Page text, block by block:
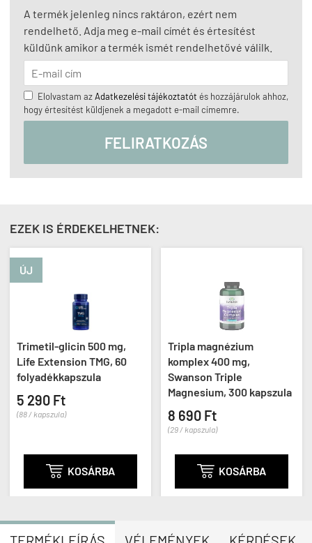
A termék jelenleg nincs raktáron, ezért nem
rendelhető. Adja meg e-mail címét és értesítést
küldünk amikor a termék ismét rendelhetővé válilk.
Elolvastam azAdatkezelési tájékoztatót és hozzájárulok ahhoz,
hogy értesítést küldjenek a megadott e-mail címemre.
FELIRATKOZÁS
EZEK IS ÉRDEKELHETNEK:
ÚJ
Trimetil-glicin 500 mg,
Life Extension TMG, 60
folyadékkapszula
5 290 Ft
(88 / kapszula)
 KOSÁRBA
Tripla magnézium
komplex 400 mg,
Swanson Triple
Magnesium, 300 kapszula
8 690 Ft
(29 / kapszula)
 KOSÁRBA